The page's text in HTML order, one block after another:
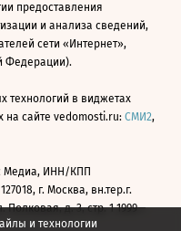
и технологии
предоставления
и анализа сведений,
сети «Интернет»,
Федерации).
технологий в виджетах
сайте vedomosti.ru: СМИ2,
Медиа, ИНН/КПП
г. Москва, вн.тер.г.
д. 3, стр. 1 1999—